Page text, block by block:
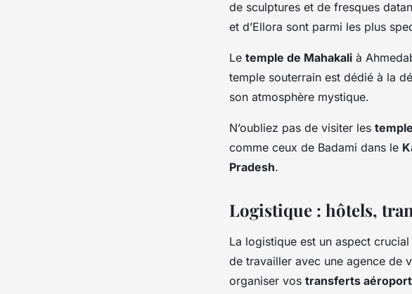
de sculptures et de fresques
et d’Ellora sont parmi les plus
Le temple de Mahakali à
temple souterrain est dédié à la
son atmosphère mystique.
N’oubliez pas de visiter les
comme ceux de Badami dans le
Pradesh.
Logistique : hôtels,
La logistique est un aspect
de travailler avec une agence de
organiser vos transferts aéroport